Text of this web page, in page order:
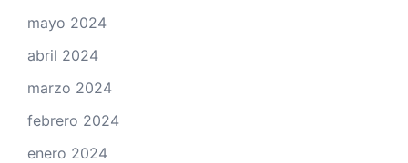
mayo 2024
abril 2024
marzo 2024
febrero 2024
enero 2024